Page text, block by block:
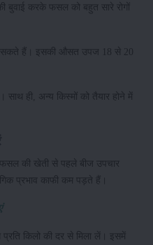
बुवाई करके फसल को बहुत सारे रोगों
सकते हैं। इसकी औसत उपज 18 से 20
साथ ही, अन्य किस्मों को तैयार होने में
फसल की खेती से पहले बीज उपचार
प्रभाव काफी कम पड़ते हैं।
प्रति किलो की दर से मिला लें। इसमें